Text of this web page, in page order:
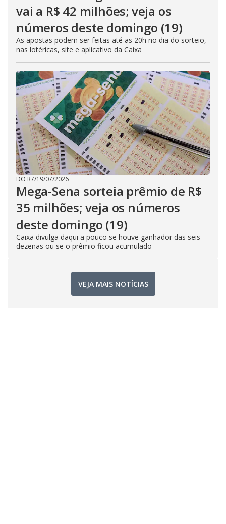
vai a R$ 42 milhões; veja os
números deste domingo (19)
As apostas podem ser feitas até as 20h no dia do sorteio,
nas lotéricas, site e aplicativo da Caixa
DO R7/19/07/2026
Mega-Sena sorteia prêmio de R$
35 milhões; veja os números
deste domingo (19)
Caixa divulga daqui a pouco se houve ganhador das seis
dezenas ou se o prêmio ficou acumulado
VEJA MAIS NOTÍCIAS